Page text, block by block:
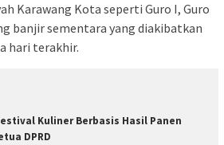
Karawang Kota seperti Guro I, Guro
banjir sementara yang diakibatkan
hari terakhir.
Kuliner Berbasis Hasil Panen
DPRD